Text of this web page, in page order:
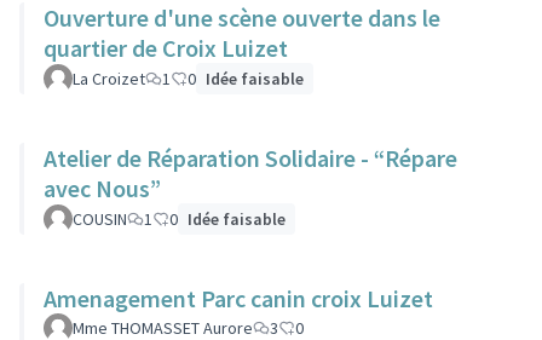
Ouverture d'une scène ouverte dans le
quartier de Croix Luizet
La Croizet 1 0 Idée faisable
Atelier de Réparation Solidaire - “Répare
avec Nous”
COUSIN 1 0 Idée faisable
Amenagement Parc canin croix Luizet
Mme THOMASSET Aurore 3
0